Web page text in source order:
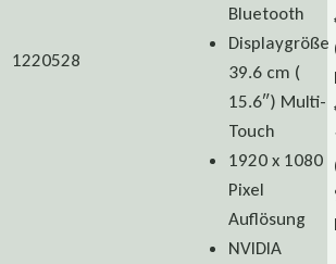
Bluetooth
Displaygröße
39.6 cm (
15.6″) Multi-
Touch
1920 x 1080
Pixel
Auflösung
NVIDIA